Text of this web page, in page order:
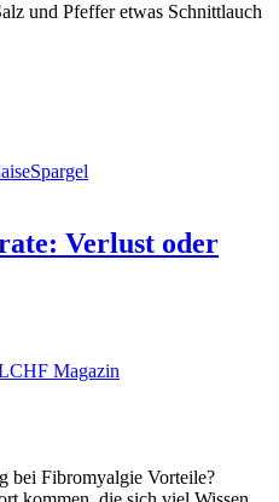
und Pfeffer etwas Schnittlauch
Spargel
Verlust oder
Magazin
bei Fibromyalgie Vorteile?